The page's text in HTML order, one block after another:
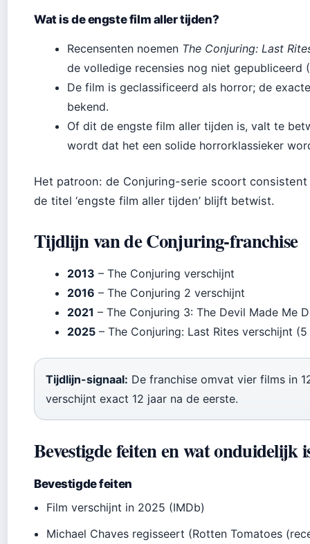
Wat is de engste film aller tijden?
Recensenten noemen The Conjuring: Last
de volledige recensies nog niet gepubliceerd
De film is geclassificeerd als horror; de
bekend.
Of dit de engste film aller tijden is, valt te
wordt dat het een solide horrorklassieker
Het patroon: de Conjuring-serie scoort
de titel ‘engste film aller tijden’ blijft betwist.
Tijdlijn van de Conjuring-franchise
2013 – The Conjuring verschijnt
2016 – The Conjuring 2 verschijnt
2021 – The Conjuring 3: The Devil Made Me
2025 – The Conjuring: Last Rites verschijnt
Tijdlijn-signaal: De franchise omvat vier films in
verschijnt exact 12 jaar na de eerste.
Bevestigde feiten en wat onduidelijk
Bevestigde feiten
Film verschijnt in 2025 (IMDb)
Michael Chaves regisseert (Rotten Tomatoes